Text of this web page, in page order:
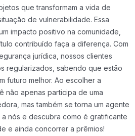
que transformam a vida de
de vulnerabilidade. Essa
impacto positivo na comunidade,
contribuído faça a diferença. Com
jurídica, nossos clientes
regularizados, sabendo que estão
futuro melhor. Ao escolher a
não apenas participa de uma
mas também se torna um agente
nós e descubra como é gratificante
e ainda concorrer a prêmios!